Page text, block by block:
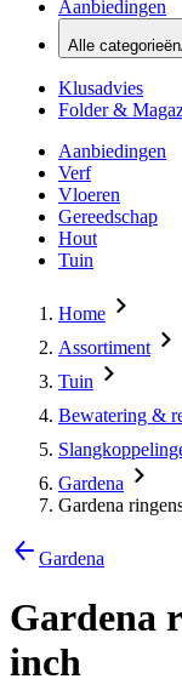
Aanbiedingen
Alle categorieën
Klusadvies
Folder &
Aanbiedingen
Verf
Vloeren
Gereedschap
Hout
Tuin
Home
Assortiment
Tuin
Bewatering &
Gardena
Gardena
Gardena
Gardena
inch